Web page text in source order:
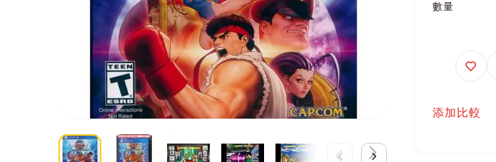
數量
追
蹤
添加比較